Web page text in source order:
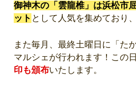
御神木の「雲龍椎」は浜松市
ット として人気を集めており
また毎月、最終土曜日に「た
マルシェが行われます！この
印も頒布いたします。